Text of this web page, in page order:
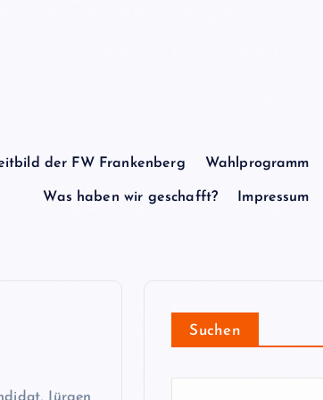
der FW Frankenberg Wahlprogramm
Was haben wir geschafft? Impressum
Suchen